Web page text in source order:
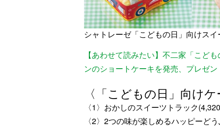
シャトレーゼ「こどもの日」向けス
【あわせて読みたい】不二家「こど
ンのショートケーキを発売、プレゼ
〈「こどもの日」向け
〈1〉おかしのスイーツトラック
〈2〉2つの味が楽しめるハッピーど